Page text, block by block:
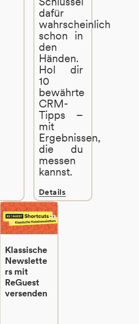
dafür
wahrscheinlich
schon in
den
Händen.
Hol dir
10
bewährte
CRM-
Tipps –
mit
Ergebnissen,
die du
messen
kannst.
Details
Klassische
Newslette
rs mit
ReGuest
versenden